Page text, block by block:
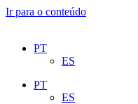
Ir para o conteúdo
PT
ES
PT
ES